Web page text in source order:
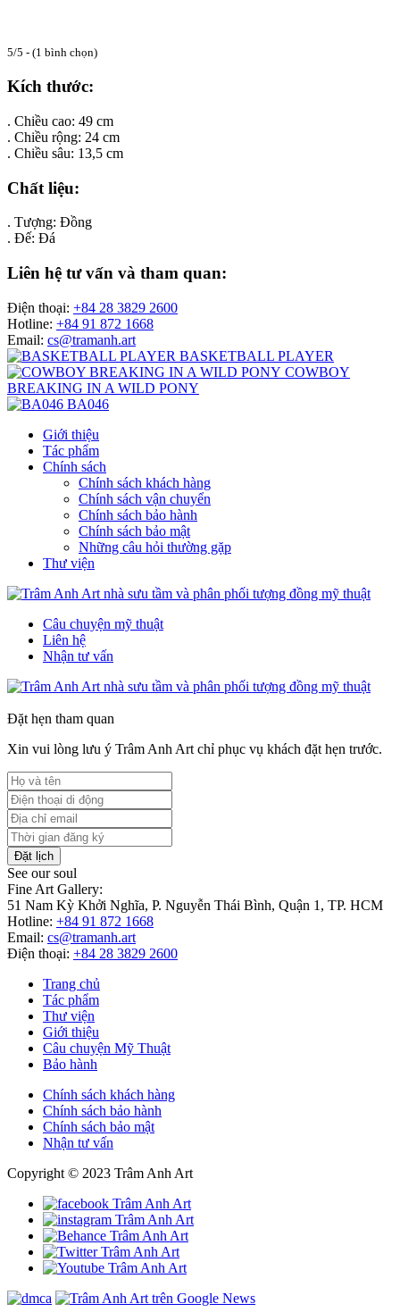
5/5 - (1 bình chọn)
Kích thước:
. Chiều cao: 49 cm
. Chiều rộng: 24 cm
. Chiều sâu: 13,5 cm
Chất liệu:
. Tượng: Đồng
. Đế: Đá
Liên hệ tư vấn và tham quan:
Điện thoại: +84 28 3829 2600
Hotline: +84 91 872 1668
Email: cs@tramanh.art
BASKETBALL PLAYER
COWBOY
BREAKING IN A WILD PONY
BA046
Giới thiệu
Tác phẩm
Chính sách
Chính sách khách hàng
Chính sách vận chuyển
Chính sách bảo hành
Chính sách bảo mật
Những câu hỏi thường gặp
Thư viện
Câu chuyện mỹ thuật
Liên hệ
Nhận tư vấn
Đặt hẹn tham quan
Xin vui lòng lưu ý Trâm Anh Art chỉ phục vụ khách đặt hẹn trước.
Đặt lịch
See our soul
Fine Art Gallery:
51 Nam Kỳ Khởi Nghĩa, P. Nguyễn Thái Bình, Quận 1, TP. HCM
Hotline: +84 91 872 1668
Email: cs@tramanh.art
Điện thoại: +84 28 3829 2600
Trang chủ
Tác phẩm
Thư viện
Giới thiệu
Câu chuyện Mỹ Thuật
Bảo hành
Chính sách khách hàng
Chính sách bảo hành
Chính sách bảo mật
Nhận tư vấn
Copyright © 2023 Trâm Anh Art